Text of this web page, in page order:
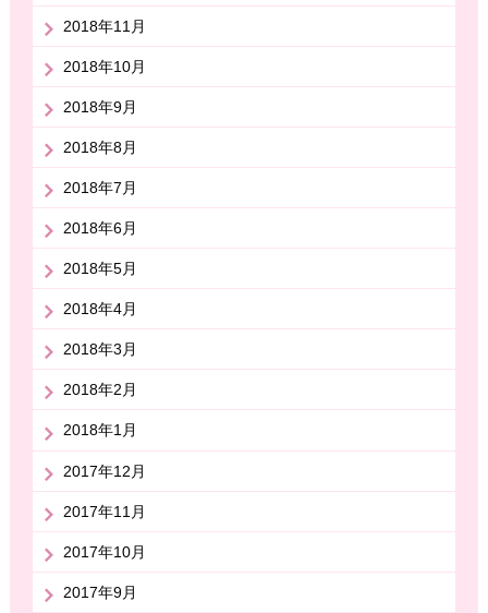
2018年11月
2018年10月
2018年9月
2018年8月
2018年7月
2018年6月
2018年5月
2018年4月
2018年3月
2018年2月
2018年1月
2017年12月
2017年11月
2017年10月
2017年9月